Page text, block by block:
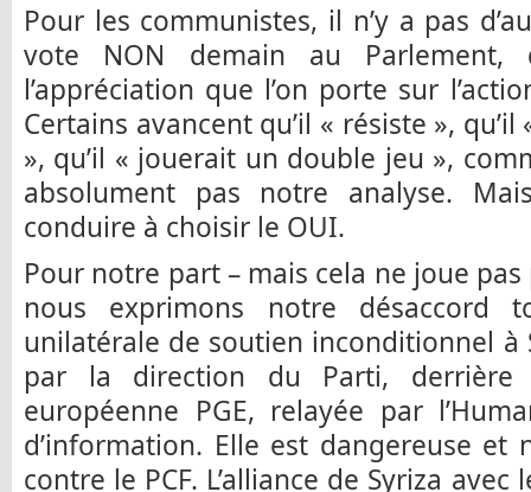
Pour les communistes, il n’y a pas
vote NON demain au
l’appréciation que l’on porte sur
Certains avancent qu’il « résiste »,
», qu’il « jouerait un double jeu »,
absolument pas notre analyse.
conduire à choisir le OUI.
Pour notre part – mais cela ne joue
nous exprimons notre désaccord
unilatérale de soutien inconditionnel à
par la direction du Parti,
européenne PGE, relayée par
d’information. Elle est dangereuse
contre le PCF. L’alliance de Syriza